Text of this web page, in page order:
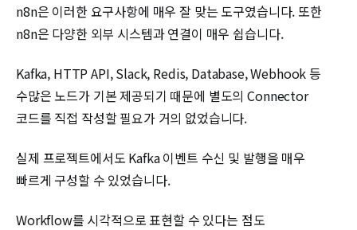
n8n은 이러한 요구사항에 매우 잘 맞는 도구였습니다. 또한
n8n은 다양한 외부 시스템과 연결이 매우 쉽습니다.
Kafka, HTTP API, Slack, Redis, Database, Webhook 등
수많은 노드가 기본 제공되기 때문에 별도의 Connector
코드를 직접 작성할 필요가 거의 없었습니다.
실제 프로젝트에서도 Kafka 이벤트 수신 및 발행을 매우
빠르게 구성할 수 있었습니다.
Workflow를 시각적으로 표현할 수 있다는 점도